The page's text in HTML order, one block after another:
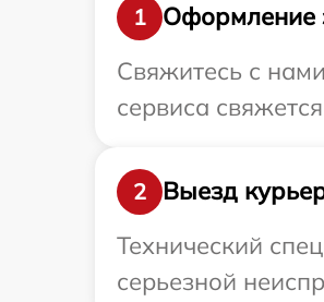
1
Оформление
Свяжитесь с
сервиса
2
Выезд
Технический
серьезной